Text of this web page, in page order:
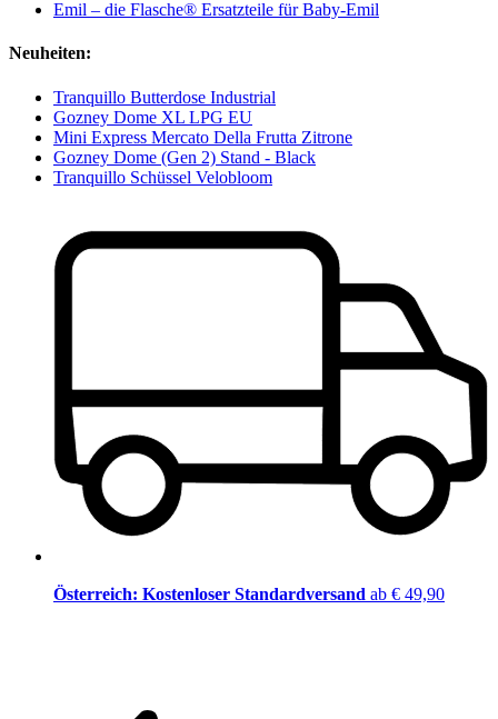
Emil – die Flasche® Ersatzteile für Baby-Emil
Neuheiten:
Tranquillo Butterdose Industrial
Gozney Dome XL LPG EU
Mini Express Mercato Della Frutta Zitrone
Gozney Dome (Gen 2) Stand - Black
Tranquillo Schüssel Velobloom
Österreich: Kostenloser Standardversand ab € 49,90